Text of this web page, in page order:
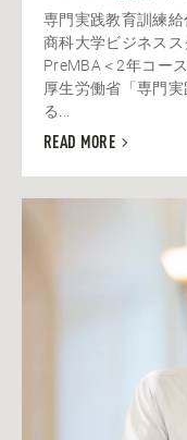
専門実践教育訓練
商科大学ビジネス
PreMBA＜2年コー
厚生労働省「専門
る...
READ MORE